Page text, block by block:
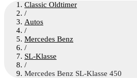
Classic Oldtimer
/
Autos
/
Mercedes Benz
/
SL-Klasse
/
Mercedes Benz SL-Klasse 450